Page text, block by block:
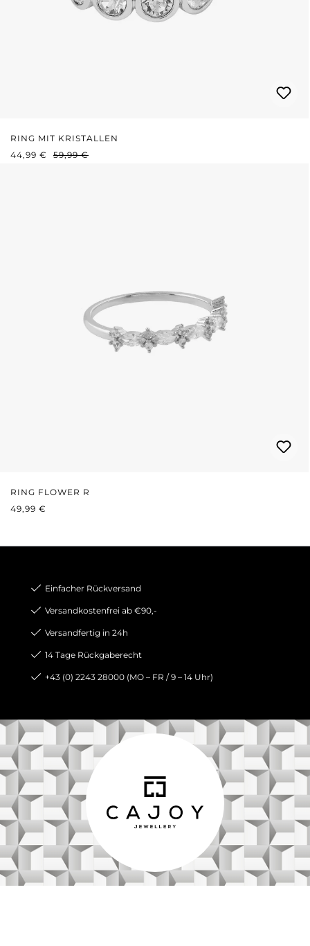
RING MIT KRISTALLEN
VERKAUFSPREIS:
44,99 € REGULÄRER PREIS:
59,99 €
RING FLOWER R
REGULÄRER PREIS:
49,99 €
Einfacher Rückversand
Versandkostenfrei ab €90,-
Versandfertig in 24h
14 Tage Rückgaberecht
+43 (0) 2243 28000 (MO – FR / 9 – 14 Uhr)